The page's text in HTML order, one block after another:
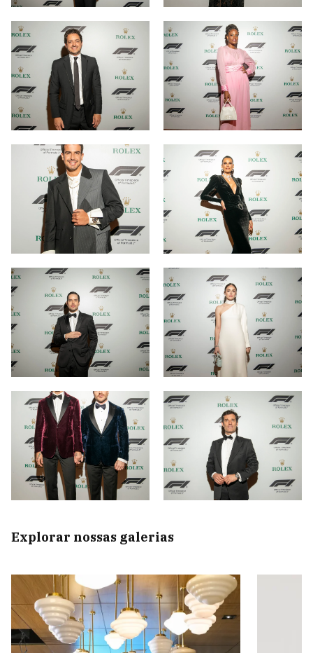
Explorar nossas galerias